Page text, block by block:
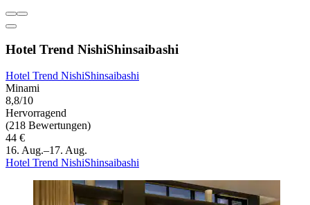
Hotel Trend NishiShinsaibashi
Hotel Trend NishiShinsaibashi
Minami
8,8/10
Hervorragend
(218 Bewertungen)
44 €
16. Aug.–17. Aug.
Hotel Trend NishiShinsaibashi